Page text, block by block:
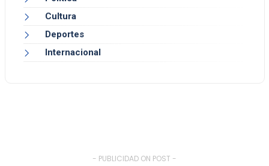
Cultura
Deportes
Internacional
- PUBLICIDAD ON POST -